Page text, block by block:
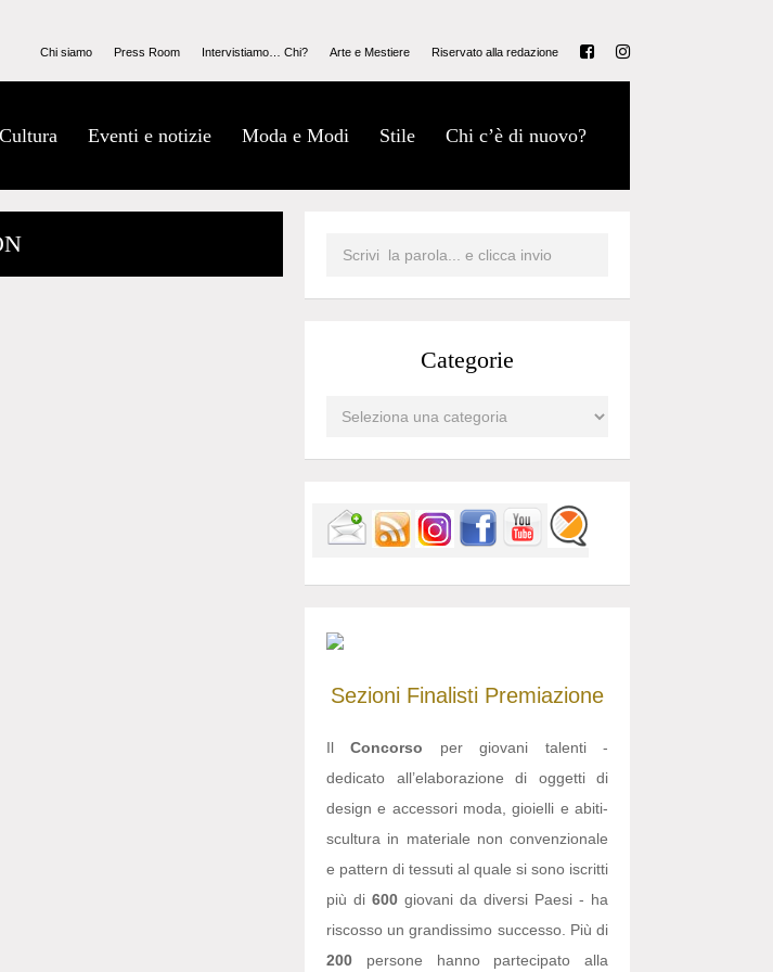
Chi siamo Press Room Intervistiamo… Chi? Arte e Mestiere Riservato alla redazione
Cultura Eventi e notizie Moda e Modi Stile Chi c’è di nuovo?
Categorie
Sezioni Finalisti Premiazione
IlConcorso per giovani talenti -
dedicato all’elaborazione di oggetti di
design e accessori moda, gioielli e abiti-
scultura in materiale non convenzionale
e pattern di tessuti al quale si sono iscritti
più di 600 giovani da diversi Paesi - ha
riscosso un grandissimo successo. Più di
200 persone hanno partecipato alla